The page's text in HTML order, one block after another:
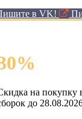
в VK!
%
на покупку
до